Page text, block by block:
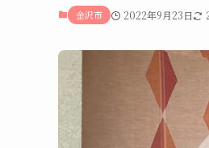
金沢市 2022年9月23日